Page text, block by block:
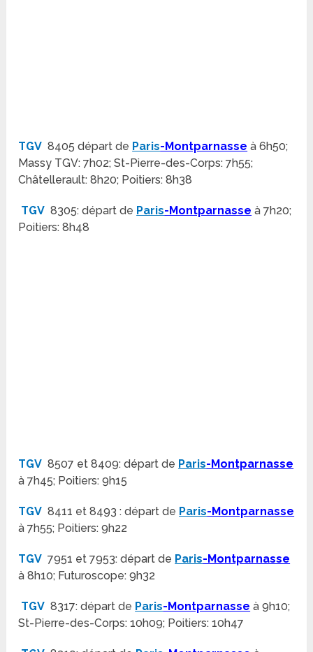
TGV 8405 départ de Paris-Montparnasse à 6h50;
Massy TGV: 7h02; St-Pierre-des-Corps: 7h55;
Châtellerault: 8h20; Poitiers: 8h38
TGV 8305: départ de Paris-Montparnasse à 7h20;
Poitiers: 8h48
TGV 8507 et 8409: départ de Paris-Montparnasse
à 7h45; Poitiers: 9h15
TGV 8411 et 8493 : départ de Paris-Montparnasse
à 7h55; Poitiers: 9h22
TGV 7951 et 7953: départ de Paris-Montparnasse
à 8h10; Futuroscope: 9h32
TGV 8317: départ de Paris-Montparnasse à 9h10;
St-Pierre-des-Corps: 10h09; Poitiers: 10h47